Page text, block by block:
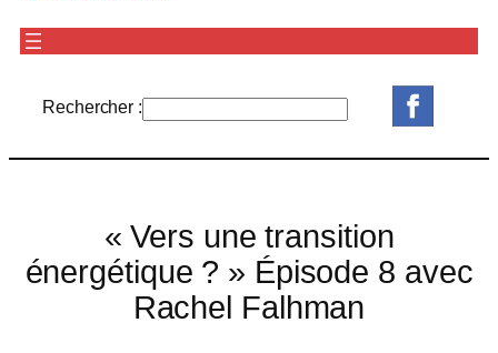
Rechercher :
c
e
r
c
h
« Vers une transition
énergétique ? » Épisode 8 avec
Rachel Falhman